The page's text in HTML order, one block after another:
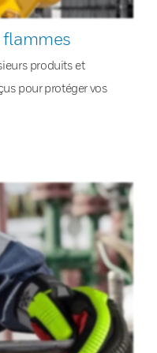
flammes
produits et
pour protéger vos